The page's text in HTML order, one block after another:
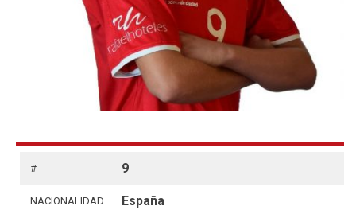
# 9
NACIONALIDAD España